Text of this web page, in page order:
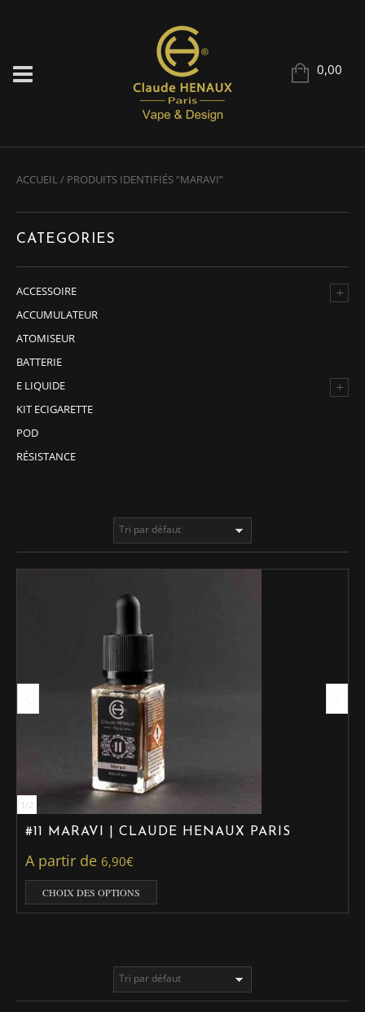
0,00
ACCUEIL/ PRODUITS IDENTIFIÉS “MARAVI”
CATEGORIES
+
ACCESSOIRE
ACCUMULATEUR
ATOMISEUR
BATTERIE
+
E LIQUIDE
KIT ECIGARETTE
POD
RÉSISTANCE
1/2
#11 MARAVI | CLAUDE HENAUX PARIS
A partir de 6,90€
CHOIX DES OPTIONS